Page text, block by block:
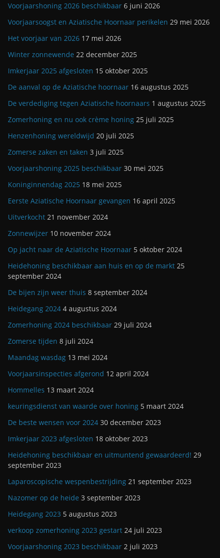
Voorjaarshoning 2026 beschikbaar 6 juni 2026
Voorjaarsoogst en Aziatische Hoornaar perikelen 29 mei 2026
Het voorjaar van 2026 17 mei 2026
Winter zonnewende 22 december 2025
Imkerjaar 2025 afgesloten 15 oktober 2025
De aanval op de Aziatische hoornaar 16 augustus 2025
De verdediging tegen Aziatische hoornaars 1 augustus 2025
Zomerhoning en nu ook crème honing 25 juli 2025
Henzenhoning wereldwijd 20 juli 2025
Zomerse zaken en taken 3 juli 2025
Voorjaarshoning 2025 beschikbaar 30 mei 2025
Koninginnendag 2025 18 mei 2025
Eerste Aziatische Hoornaar gevangen 16 april 2025
Uitverkocht 21 november 2024
Zonnewijzer 10 november 2024
Op jacht naar de Aziatische Hoornaar 5 oktober 2024
Heidehoning beschikbaar aan huis en op de markt 25
september 2024
De bijen zijn weer thuis 8 september 2024
Heidegang 2024 4 augustus 2024
Zomerhoning 2024 beschikbaar 29 juli 2024
Zomerse tijden 8 juli 2024
Maandag wasdag 13 mei 2024
Voorjaarsinspecties afgerond 12 april 2024
Hommelles 13 maart 2024
keuringsdienst van waarde over honing 5 maart 2024
De beste wensen voor 2024 30 december 2023
Imkerjaar 2023 afgesloten 18 oktober 2023
Heidehoning beschikbaar en uitmuntend gewaardeerd! 29
september 2023
Laparoscopische wespenbestrijding 21 september 2023
Nazomer op de heide 3 september 2023
Heidegang 2023 5 augustus 2023
verkoop zomerhoning 2023 gestart 24 juli 2023
Voorjaarshoning 2023 beschikbaar 2 juli 2023